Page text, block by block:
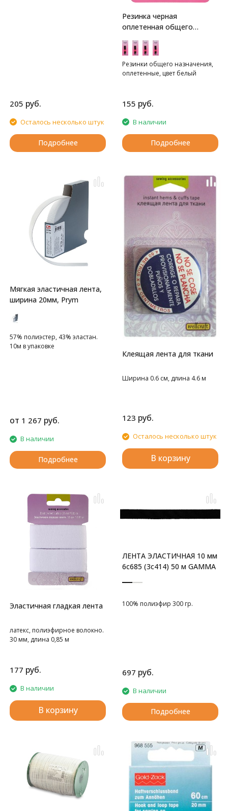
205 руб.
Осталось несколько штук
Подробнее
Резинка черная
оплетенная общего
Резинки общего назначения,
оплетенные, цвет белый
155 руб.
В наличии
Подробнее
Мягкая эластичная лента,
ширина 20мм, Prym
57% полиэстер, 43% эластан.
10м в упаковке
от 1 267 руб.
В наличии
Подробнее
Клеящая лента для ткани
Ширина 0.6 см, длина 4.6 м
123 руб.
Осталось несколько штук
В корзину
Эластичная гладкая лента
латекс, полиэфирное волокно.
30 мм, длина 0,85 м
177 руб.
В наличии
В корзину
ЛЕНТА ЭЛАСТИЧНАЯ 10 мм
6с685 (3с414) 50 м GAMMA
100% полиэфир 300 гр.
697 руб.
В наличии
Подробнее